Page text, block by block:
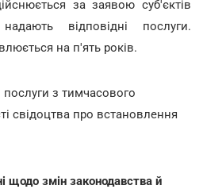
за заявою суб'єктів
відповідні послуги.
на п'ять років.
з тимчасового
свідоцтва про встановлення
щодо змін законодавства й